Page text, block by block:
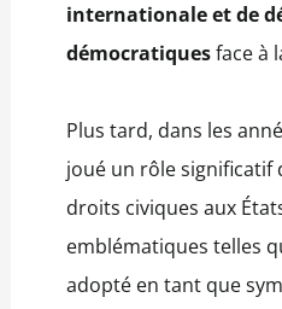
internationale et de
démocratiquesface à
Plus tard, dans les
joué un rôle significatif
droits civiques aux
emblématiques telles
adopté en tant que